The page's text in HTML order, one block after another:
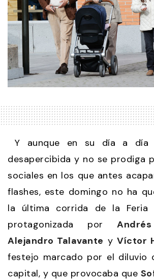
Y aunque en su día a día
desapercibida y no se prodiga
sociales en los que antes
flashes, este domingo no ha
la última corrida de la Feria
protagonizada por
Alejandro Talavante yVíctor
festejo marcado por el diluvio
capital, y que provocaba que